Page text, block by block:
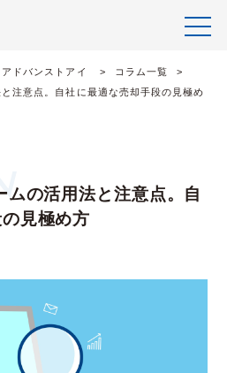
ドバンストアイ
コラム一覧
注意点。自社に最適な売却手段の見極め
の活用法と注意点。自
見極め方